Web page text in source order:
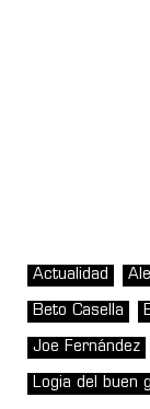
Actualidad
Beto Casella
Joe Fernández
Logia del buen